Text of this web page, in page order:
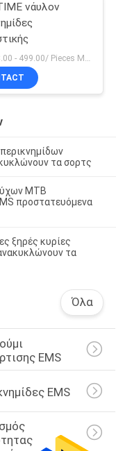
νάυλον
US $208.00 - 499.00/ Pieces MOQ:1pieces
τα σορτς
MTB
προστατευόμενα
ξηρές κυρίες
τα
Όλα
EMS
EMS